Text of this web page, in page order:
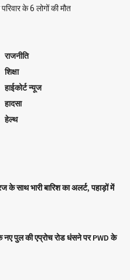
के 6 लोगों की मौत
राजनीति
शिक्षा
हाईकोर्ट न्यूज
हादसा
हेल्थ
साथ भारी बारिश का अलर्ट, पहाड़ों में
नए पुल की एप्रोच रोड धंसने पर PWD के